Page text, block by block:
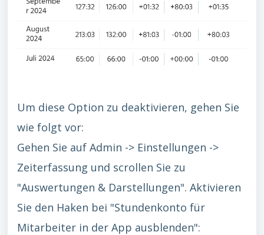
Um diese Option zu deaktivieren, gehen Sie
wie folgt vor:
Gehen Sie auf Admin -> Einstellungen ->
Zeiterfassung und scrollen Sie zu
"Auswertungen & Darstellungen". Aktivieren
Sie den Haken bei "Stundenkonto für
Mitarbeiter in der App ausblenden":